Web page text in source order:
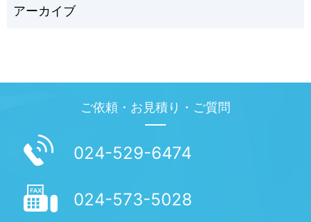
ご依頼・お見積り・ご質問
024-529-6474
024-573-5028